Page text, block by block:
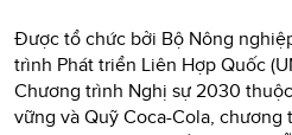
Được tổ chức bởi Bộ Nông
trình Phát triển Liên Hợp Quốc
Chương trình Nghị sự 2030
vững và Quỹ Coca-Cola,